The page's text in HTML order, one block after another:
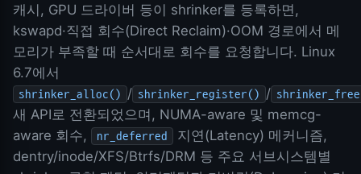
캐시, GPU 드라이버 등이 shrinker를 등록하면,
kswapd·직접 회수(Direct Reclaim)·OOM 경로에서 메
모리가 부족할 때 순서대로 회수를 요청합니다. Linux
6.7에서
shrinker_alloc() / shrinker_register() /
새 API로 전환되었으며, NUMA-aware 및 memcg-
aware 회수,
nr_deferred
지연(Latency) 메커니즘,
dentry/inode/XFS/Btrfs/DRM 등 주요 서브시스템별